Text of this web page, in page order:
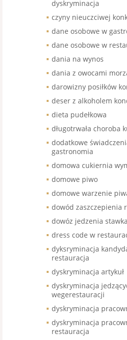
dyskryminacja
czyny nieuczciwej
dane osobowe w
dane osobowe w
dania na wynos
dania z owocami
darowizny posiłków
deser z alkoholem
dieta pudełkowa
długotrwała choroba
dodatkowe
gastronomia
domowa cukiernia
domowe piwo
domowe warzenie
dowód zaszczepienia
dowóz jedzenia
dress code w
dyksryminacja
restauracja
dyskryminacja artykuł
dyskryminacja
wegerestauracji
dyskryminacja
dyskryminacja
restauracja